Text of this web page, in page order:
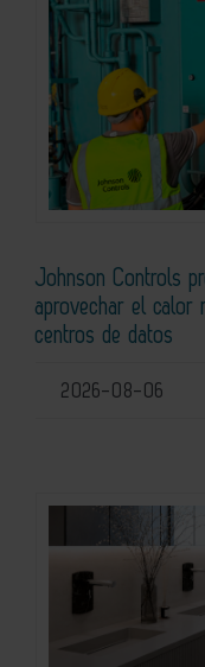
Johnson Controls
aprovechar el calor
centros de datos
2026-08-06